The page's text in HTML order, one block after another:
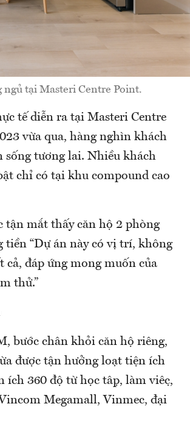
ngủ tại Masteri Centre Point.
tế diễn ra tại Masteri Centre
vừa qua, hàng nghìn khách
sống tương lai. Nhiều khách
chỉ có tại khu compound cao
mắt thấy căn hộ 2 phòng
“Dự án này có vị trí, không
đáp ứng mong muốn của
thử.”
bước chân khỏi căn hộ riêng,
được tận hưởng loạt tiện ích
ích 360 độ từ học tập, làm việc,
Megamall, Vinmec, đại